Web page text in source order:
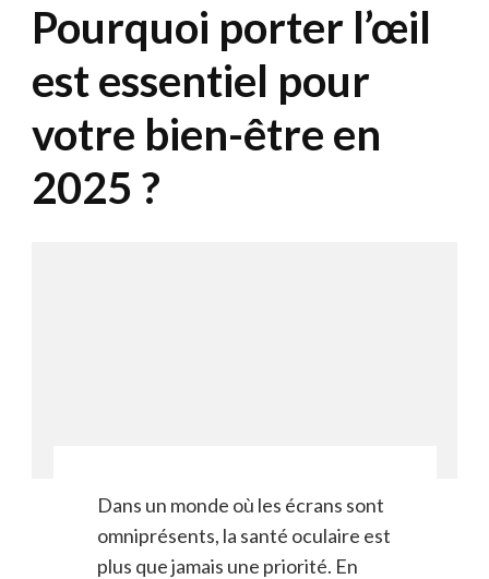
Pourquoi porter l’œil
est essentiel pour
votre bien-être en
2025 ?
Dans un monde où les écrans sont
omniprésents, la santé oculaire est
plus que jamais une priorité. En